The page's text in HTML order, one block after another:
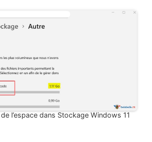
l’espace dans Stockage Windows 11